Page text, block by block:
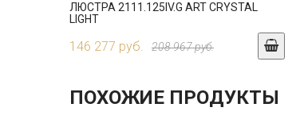
ЛЮСТРА 2111.125IV.G ART CRYSTAL
LIGHT
146 277 руб. 208 967 руб.
ПОХОЖИЕ ПРОДУКТЫ